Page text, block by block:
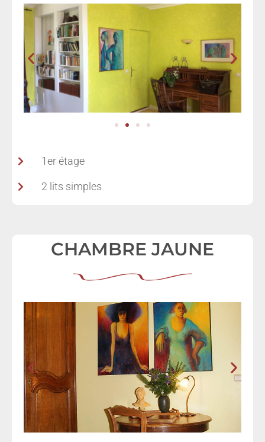
1er étage
2 lits simples
CHAMBRE JAUNE